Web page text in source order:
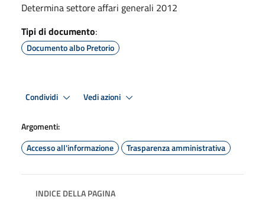
Determina settore affari generali 2012
Tipi di documento:
Documento albo Pretorio
Condividi Vedi azioni
Argomenti:
Accesso all'informazione
Trasparenza amministrativa
INDICE DELLA PAGINA